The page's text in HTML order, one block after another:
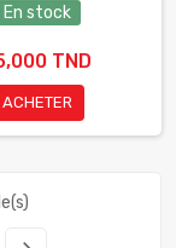
En stock
TND
ACHETER